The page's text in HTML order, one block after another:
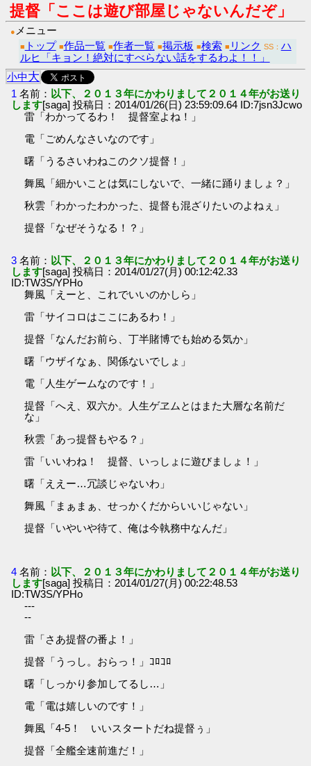
提督「ここは遊び部屋じゃないんだぞ」
● メニュー
■ トップ ■作品一覧 ■作者一覧 ■掲示板 ■検索 ■ リンク SS： ハ
ルヒ「キョン！絶対にすべらない話をするわよ！！」
小中大
1 名前： 以下、２０１３年にかわりまして２０１４年がお送り
します[saga] 投稿日：2014/01/26(日) 23:59:09.64 ID:7jsn3Jcwo
雷「わかってるわ！ 提督室よね！」
電「ごめんなさいなのです」
曙「うるさいわねこのクソ提督！」
舞風「細かいことは気にしないで、一緒に踊りましょ？」
秋雲「わかったわかった、提督も混ざりたいのよねぇ」
提督「なぜそうなる！？」
3 名前： 以下、２０１３年にかわりまして２０１４年がお送り
します[saga] 投稿日：2014/01/27(月) 00:12:42.33
ID:TW3S/YPHo
舞風「えーと、これでいいのかしら」
雷「サイコロはここにあるわ！」
提督「なんだお前ら、丁半賭博でも始める気か」
曙「ウザイなぁ、関係ないでしょ」
電「人生ゲームなのです！」
提督「へえ、双六か。人生ゲヱムとはまた大層な名前だ
な」
秋雲「あっ提督もやる？」
雷「いいわね！ 提督、いっしょに遊びましょ！」
曙「ええー…冗談じゃないわ」
舞風「まぁまぁ、せっかくだからいいじゃない」
提督「いやいや待て、俺は今執務中なんだ」
4 名前： 以下、２０１３年にかわりまして２０１４年がお送り
します[saga] 投稿日：2014/01/27(月) 00:22:48.53
ID:TW3S/YPHo
---
--
雷「さあ提督の番よ！」
提督「うっし。おらっ！」ｺﾛｺﾛ
曙「しっかり参加してるし…」
電「電は嬉しいのです！」
舞風「4-5！ いいスタートだね提督ぅ」
提督「全艦全速前進だ！」